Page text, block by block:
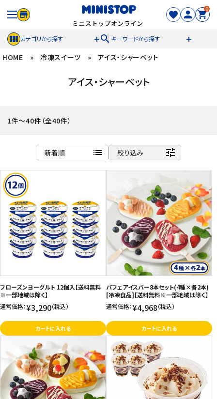
0
カテゴリから探す search キーワードから探す
ACCOUNT MENU
セール商品
カテゴリから探す
スイーツ
お菓子
飲料
日用品
ギフト
セール
フードロス
ペット用品
HOME » 冷凍スイーツ » アイス・シャーベット
アイス・シャーベット
1件～40件（全40件）
新着順 list
商品名
価格が安い
価格が高い
お気に入り登録数
絞り込み tune
フローズンヨーグルト 12個入【送料無料
※一部地域は除く】
通常価格：¥3,290（税込）
カートに入れる
パフェアイスバー8本セット(4種×各2本)
[冷凍食品]【送料無料※一部地域は除く】
通常価格：¥4,968（税込）
カートに入れる